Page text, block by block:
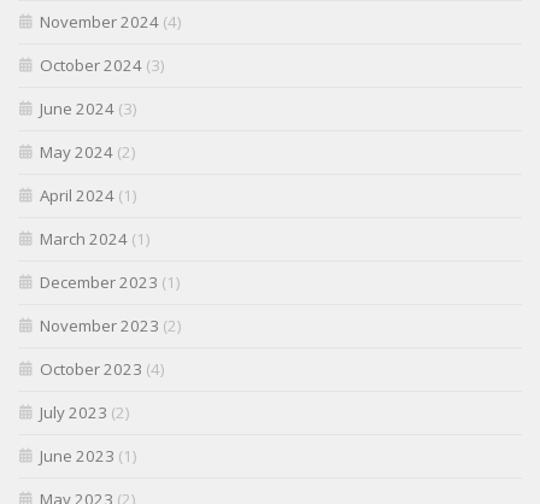
November 2024 (4)
October 2024 (3)
June 2024 (3)
May 2024 (2)
April 2024 (1)
March 2024 (1)
December 2023 (1)
November 2023 (2)
October 2023 (4)
July 2023 (2)
June 2023 (1)
May 2023 (2)